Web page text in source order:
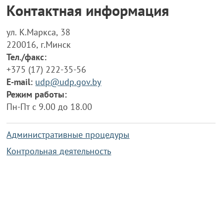
Контактная информация
ул. К.Маркса, 38
220016, г.Минск
Тел./факс:
+375 (17) 222-35-56
E-mail: udp@udp.gov.by
Режим работы:
Пн-Пт с 9.00 до 18.00
Административные процедуры
Контрольная деятельность